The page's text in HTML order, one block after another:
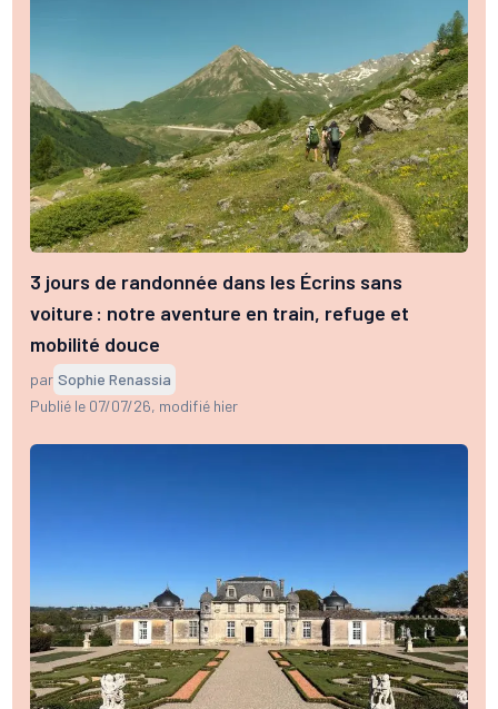
3 jours de randonnée dans les Écrins sans
voiture : notre aventure en train, refuge et
mobilité douce
par Sophie Renassia
Publié le 07/07/26, modifié hier